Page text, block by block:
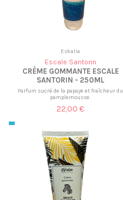
Eskalia
Escale Santorin
CRÈME GOMMANTE ESCALE
SANTORIN - 250ML
Parfum sucré de la papaye et fraîcheur du
pamplemousse.
22,00 €